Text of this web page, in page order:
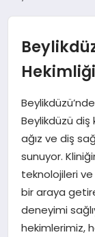
DÜNYA
EĞITIM
EKONOMI
MAGAZIN
SAĞLIK
Beylikdüzü diş
ağız ve diş
sunuyor.
teknolojileri ve
bir araya
deneyimi
hekimlerimiz,